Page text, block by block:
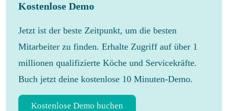
Kostenlose Demo
Jetzt ist der beste Zeitpunkt, um die besten
Mitarbeiter zu finden. Erhalte Zugriff auf über 1
millionen qualifizierte Köche und Servicekräfte.
Buch jetzt deine kostenlose 10 Minuten-Demo.
Kostenlose Demo buchen